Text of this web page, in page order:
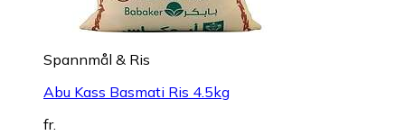
Spannmål & Ris
Abu Kass Basmati Ris 4.5kg
fr.